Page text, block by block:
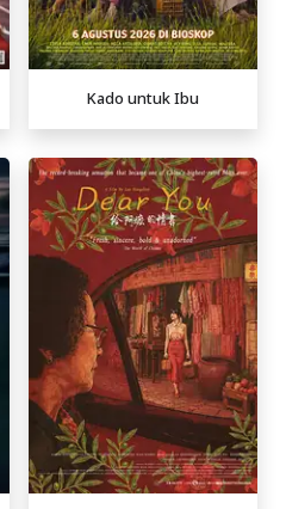
Kado untuk Ibu